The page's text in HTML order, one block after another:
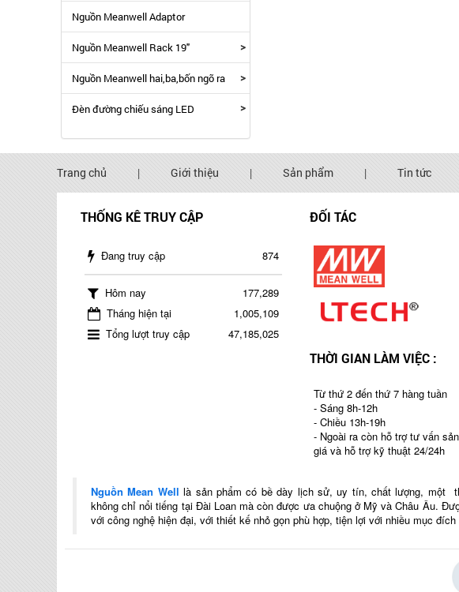
Nguồn Meanwell Adaptor
Nguồn Meanwell Rack 19" >
Nguồn Meanwell hai,ba,bốn ngõ ra >
Đèn đường chiếu sáng LED >
Trang chủ | Giới thiệu | Sản phẩm | Tin tức
THỐNG KÊ TRUY CẬP
Đang truy cập 874
Hôm nay
177,289
Tháng hiện tại
1,005,109
Tổng lượt truy cập
47,185,025
ĐỐI TÁC
THỜI GIAN LÀM VIỆC :
Từ thứ 2 đến thứ 7 hàng tuần
- Sáng 8h-12h
- Chiều 13h-19h
- Ngoài ra còn hỗ trợ tư vấn
giá và hỗ trợ kỹ thuật 24/24h
Nguồn Mean Well là sản phẩm có bề dày lịch sử, uy tín, chất lượng, một
không chỉ nổi tiếng tại Đài Loan mà còn được ưa chuộng ở Mỹ và Châu Âu.
với công nghệ hiện đại, với thiết kế nhỏ gọn phù hợp, tiện lợi với nhiều mục